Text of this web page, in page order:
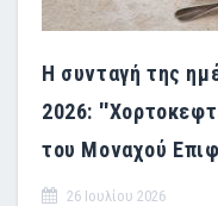
Η συνταγή της
2026:
του Μοναχού
26 Ιουλίου 2026